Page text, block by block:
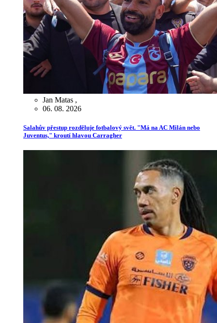
Jan Matas ,
06. 08. 2026
Salahův přestup rozděluje fotbalový svět. "Má na AC Milán nebo
Juventus," kroutí hlavou Carragher